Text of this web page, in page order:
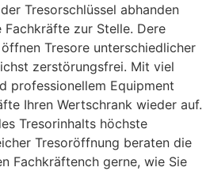
Tresorschlüssel abhanden
zur Stelle. Dere
Tresore unterschiedlicher
zerstörungsfrei. Mit viel
professionellem Equipment
Ihren Wertschrank wieder auf.
Tresorinhalts höchste
Tresoröffnung beraten die
Fachkräftench gerne, wie Sie